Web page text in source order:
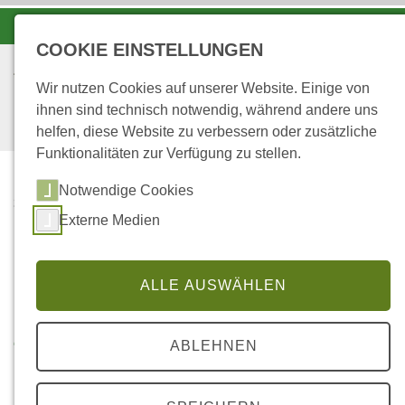
STARTSEITE
...
ZERTIFIZIERUNG NACH
STANDARD
Zertifizierung nach
internationalem Standard
COOKIE EINSTELLUNGEN
Wir nutzen Cookies auf unserer Website. Einige von
ihnen sind technisch notwendig, während andere uns
helfen, diese Website zu verbessern oder zusätzliche
Funktionalitäten zur Verfügung zu stellen.
Notwendige Cookies
Externe Medien
ALLE AUSWÄHLEN
ABLEHNEN